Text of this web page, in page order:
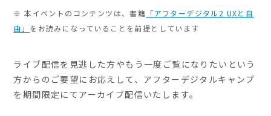
※ 本イベントのコンテンツは、書籍 「アフターデジタル2 UXと自
由」 をお読みになっていることを前提としています
ライブ配信を見逃した方やもう一度ご覧になりたいという
方からのご要望にお応えして、アフターデジタルキャンプ
を期間限定にてアーカイブ配信いたします。